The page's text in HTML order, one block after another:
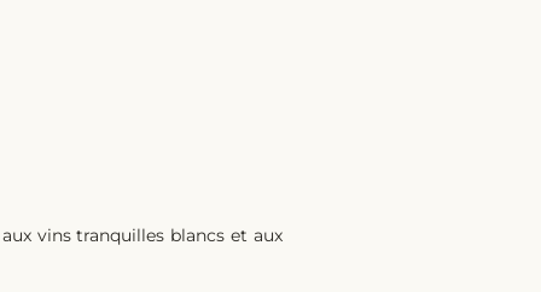
vins tranquilles blancs et aux